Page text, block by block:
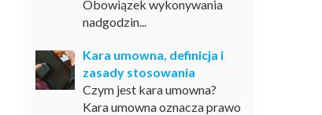
Obowiązek wykonywania
nadgodzin...
Kara umowna, definicja i
zasady stosowania
Czym jest kara umowna?
Kara umowna oznacza prawo